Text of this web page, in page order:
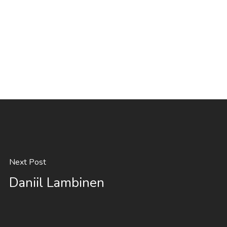
Next Post
Daniil Lambinen